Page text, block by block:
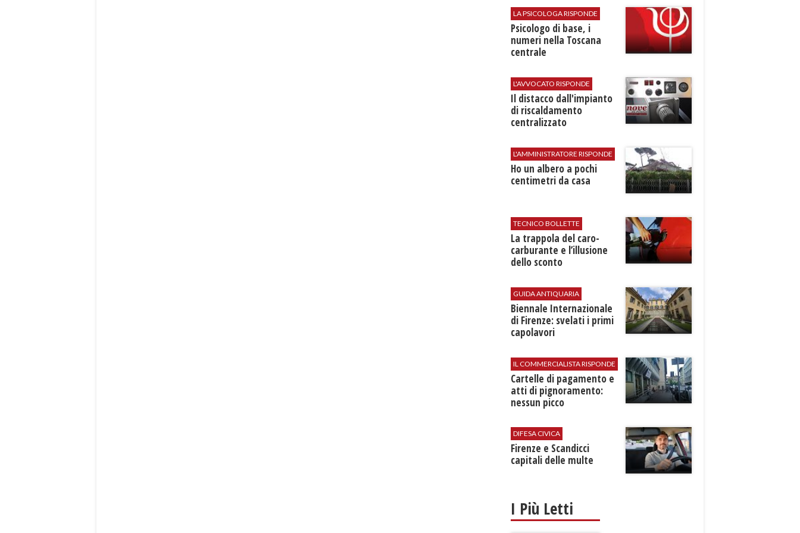
LA PSICOLOGA RISPONDE
Psicologo di base, i
numeri nella Toscana
centrale
L'AVVOCATO RISPONDE
Il distacco dall'impianto
di riscaldamento
centralizzato
L'AMMINISTRATORE RISPONDE
Ho un albero a pochi
centimetri da casa
TECNICO BOLLETTE
​La trappola del caro-
carburante e l’illusione
dello sconto
GUIDA ANTIQUARIA
Biennale Internazionale
di Firenze: svelati i primi
capolavori
IL COMMERCIALISTA RISPONDE
Cartelle di pagamento e
atti di pignoramento:
nessun picco
DIFESA CIVICA
Firenze e Scandicci
capitali delle multe
I Più Letti